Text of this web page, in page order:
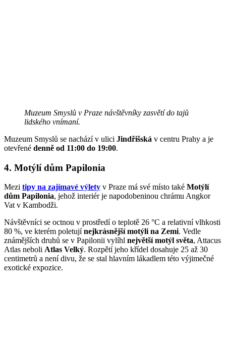
Muzeum Smyslů v Praze návštěvníky zasvětí do tajů
lidského vnímaní.
Muzeum Smyslů se nachází v ulici Jindřišská v centru Prahy a je
otevřené denně od 11:00 do 19:00.
4. Motýlí dům Papilonia
Mezi tipy na zajímavé výlety v Praze má své místo také Motýlí
dům Papilonia, jehož interiér je napodobeninou chrámu Angkor
Vat v Kambodži.
Návštěvníci se octnou v prostředí o teplotě 26 °C a relativní vlhkosti
80 %, ve kterém poletujínejkrásnější motýli na Zemi. Vedle
známějších druhů se v Papilonii vylíhl největší motýl světa, Attacus
Atlas neboli Atlas Velký. Rozpětí jeho křídel dosahuje 25 až 30
centimetrů a není divu, že se stal hlavním lákadlem této výjimečné
exotické expozice.